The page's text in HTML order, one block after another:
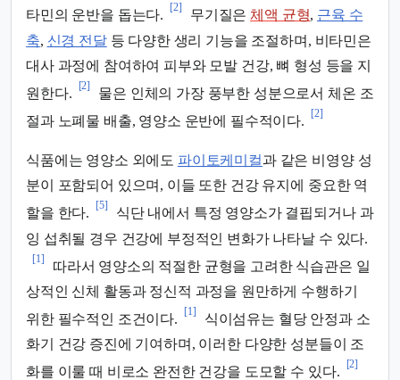
타민의 운반을 돕는다.
[2]
무기질은체액 균형, 근육 수
축, 신경 전달등 다양한 생리 기능을 조절하며, 비타민은
대사 과정에 참여하여 피부와 모발 건강, 뼈 형성 등을 지
원한다.
[2]
물은 인체의 가장 풍부한 성분으로서 체온 조
절과 노폐물 배출, 영양소 운반에 필수적이다.
[2]
식품에는 영양소 외에도 파이토케미컬과 같은 비영양 성
분이 포함되어 있으며, 이들 또한 건강 유지에 중요한 역
할을 한다.
[5]
식단 내에서 특정 영양소가 결핍되거나 과
잉 섭취될 경우 건강에 부정적인 변화가 나타날 수 있다.
[1]
따라서 영양소의 적절한 균형을 고려한 식습관은 일
상적인 신체 활동과 정신적 과정을 원만하게 수행하기
위한 필수적인 조건이다.
[1]
식이섬유는 혈당 안정과 소
화기 건강 증진에 기여하며, 이러한 다양한 성분들이 조
화를 이룰 때 비로소 완전한 건강을 도모할 수 있다.
[2]